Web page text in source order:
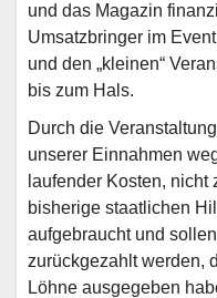
und das Magazin
Umsatzbringer im
und den „kleinen“
bis zum Hals.
Durch die
unserer Einnahmen
laufender Kosten,
bisherige staatlichen
aufgebraucht und
zurückgezahlt werden,
Löhne ausgegeben